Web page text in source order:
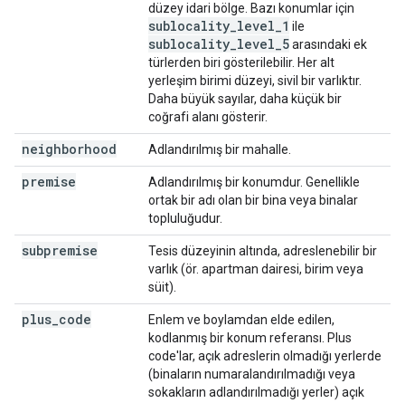
düzey idari bölge. Bazı konumlar için
sublocality level 1 ile
sublocality level 5arasındaki ek
türlerden biri gösterilebilir. Her alt
yerleşim birimi düzeyi, sivil bir varlıktır.
Daha büyük sayılar, daha küçük bir
coğrafi alanı gösterir.
neighborhood Adlandırılmış bir mahalle.
premise
Adlandırılmış bir konumdur. Genellikle
ortak bir adı olan bir bina veya binalar
topluluğudur.
subpremise
Tesis düzeyinin altında, adreslenebilir bir
varlık (ör. apartman dairesi, birim veya
süit).
plus code
Enlem ve boylamdan elde edilen,
kodlanmış bir konum referansı. Plus
code'lar, açık adreslerin olmadığı yerlerde
(binaların numaralandırılmadığı veya
sokakların adlandırılmadığı yerler) açık